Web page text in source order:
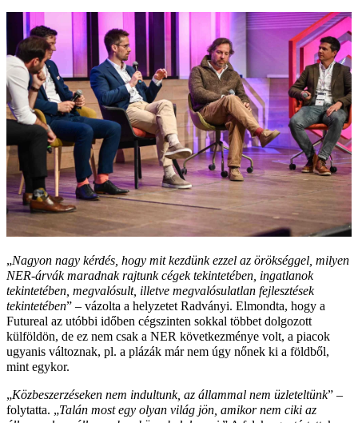
„Nagyon nagy kérdés, hogy mit kezdünk ezzel az örökséggel, milyen
NER-árvák maradnak rajtunk cégek tekintetében, ingatlanok
tekintetében, megvalósult, illetve megvalósulatlan fejlesztések
tekintetében” – vázolta a helyzetet Radványi. Elmondta, hogy a
Futureal az utóbbi időben cégszinten sokkal többet dolgozott
külföldön, de ez nem csak a NER következménye volt, a piacok
ugyanis változnak, pl. a plázák már nem úgy nőnek ki a földből,
mint egykor.
„Közbeszerzéseken nem indultunk, az állammal nem üzleteltünk” –
folytatta. „Talán most egy olyan világ jön, amikor nem ciki az